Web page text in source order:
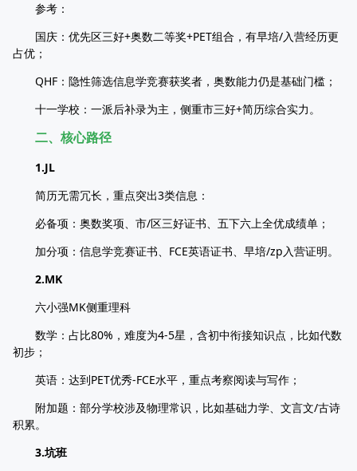
参考：​
国庆：优先区三好+奥数二等奖+PET组合，有早培/入营经历更
占优；​
QHF：隐性筛选信息学竞赛获奖者，奥数能力仍是基础门槛；​
十一学校：一派后补录为主，侧重市三好+简历综合实力。
二、核心路径​
1.JL
简历无需冗长，重点突出3类信息：​
必备项：奥数奖项、市/区三好证书、五下六上全优成绩单；​
加分项：信息学竞赛证书、FCE英语证书、早培/zp入营证明。​
2.MK
六小强MK侧重理科​
数学：占比80%，难度为4-5星，含初中衔接知识点，比如代数
初步；​
英语：达到PET优秀-FCE水平，重点考察阅读与写作；​
附加题：部分学校涉及物理常识，比如基础力学、文言文/古诗
积累。​
3.坑班